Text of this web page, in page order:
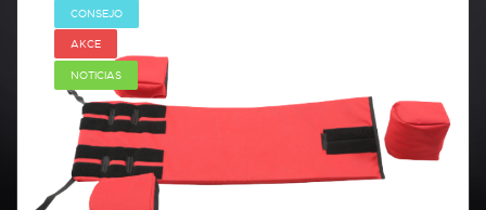
CONSEJO
AKCE
NOTICIAS